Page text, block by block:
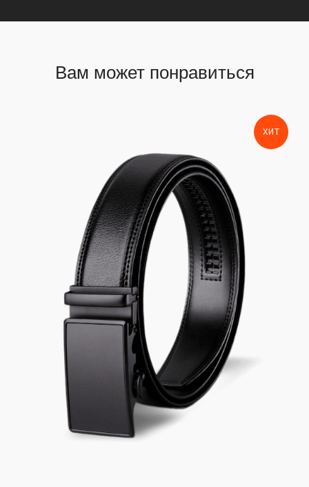
Вам может понравиться
ХИТ